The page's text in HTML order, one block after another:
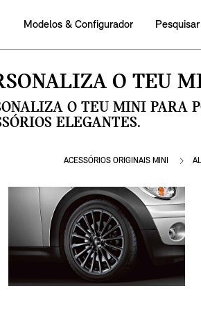
Modelos & Configurador
O TEU
O TEU MINI PARA
ELEGANTES.
ACESSÓRIOS ORIGINAIS MINI